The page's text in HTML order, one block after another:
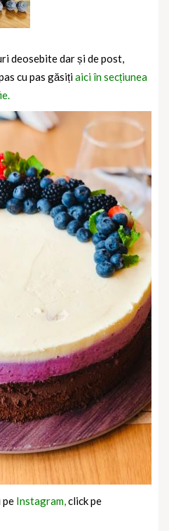
deosebite dar și de post,
cu pas găsițiaici în secțiunea
pe Instagram,click pe